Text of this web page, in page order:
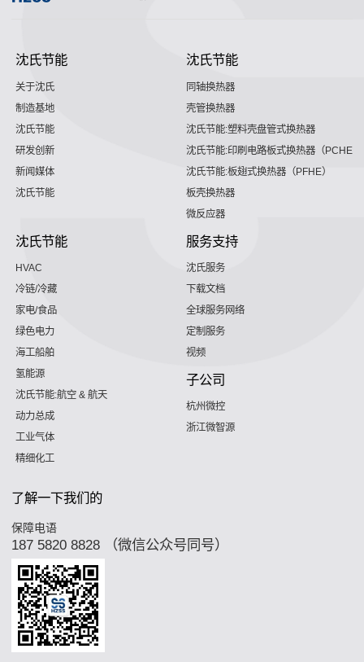
沈氏节能
关于沈氏
制造基地
沈氏节能
研发创新
新闻媒体
沈氏节能
沈氏节能
同轴换热器
壳管换热器
沈氏节能:塑料壳盘管式换热器
沈氏节能:印刷电路板式换热器（PCHE）
沈氏节能:板翅式换热器（PFHE）
板壳换热器
微反应器
沈氏节能
HVAC
冷链/冷藏
家电/食品
绿色电力
海工船舶
氢能源
沈氏节能:航空 & 航天
动力总成
工业气体
精细化工
服务支持
沈氏服务
下载文档
全球服务网络
定制服务
视频
子公司
杭州微控
浙江微智源
了解一下我们的
保障电语
187 5820 8828 （微信公众号同号）